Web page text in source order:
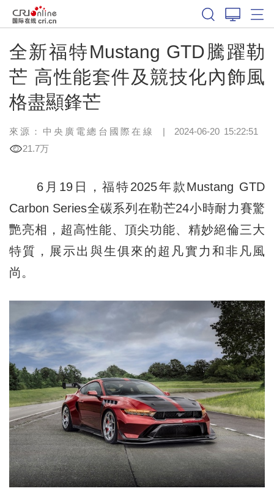
全新福特Mustang GTD騰躍勒
芒 高性能套件及競技化內飾風
格盡顯鋒芒
來源： 中央廣電總台國際在線 | 2024-06-20 15:22:51
21.7万
6月19日，福特2025年款Mustang GTD
Carbon Series全碳系列在勒芒24小時耐力賽驚
艷亮相，超高性能、頂尖功能、精妙絕倫三大
特質，展示出與生俱來的超凡實力和非凡風
尚。